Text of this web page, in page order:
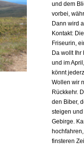
und dem
vorbei,
Dann wird
Kontakt:
Friseurin,
Da wollt
und im
könnt
Wollen wir
Rückkehr.
den Biber,
steigen
Gebirge.
finsteren